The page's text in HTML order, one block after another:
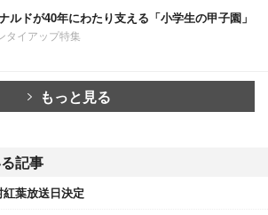
ルドが40年にわたり支える「小学生の甲子園」
タイアップ特集
もっと見る
記事
紅葉放送日決定